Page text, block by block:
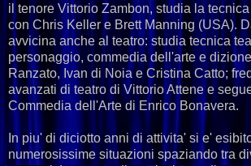
il tenore Vittorio Zambon, studia la
con Chris Keller e Brett Manning (USA).
avvicina anche al teatro: studia tecnica
personaggio, commedia dell'arte e
Ranzato, Ivan di Noia e Cristina Catto;
avanzati di teatro di Vittorio Attene e
Commedia dell'Arte di Enrico Bonavera.
In piu' di diciotto anni di attivita' si e'
numerosissime situazioni spaziando tra